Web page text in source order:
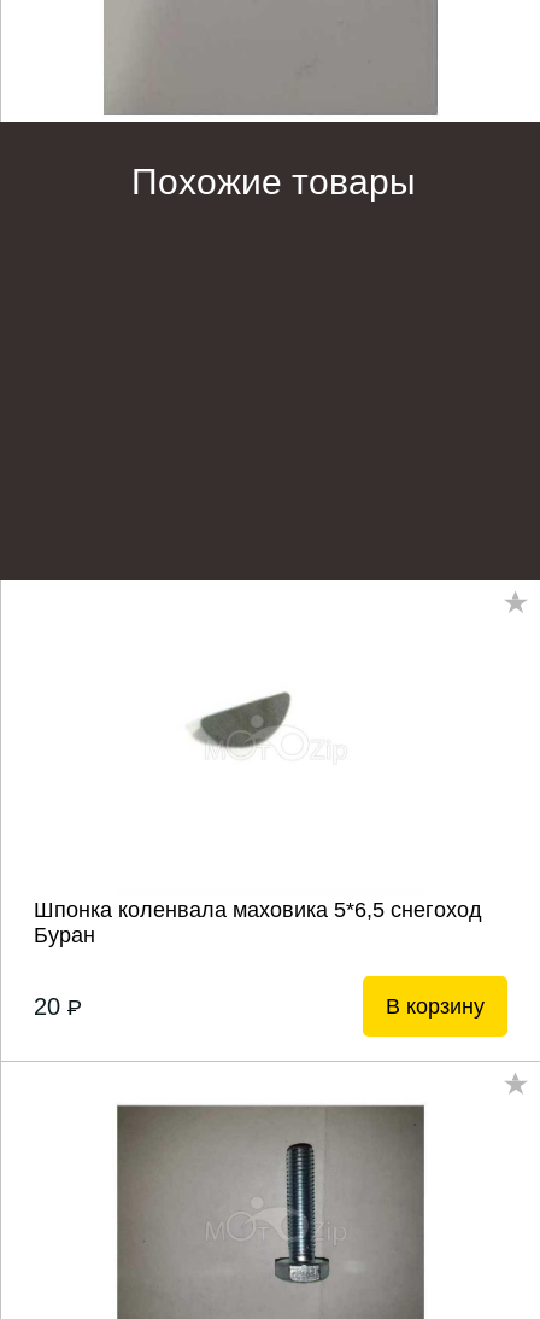
Похожие товары
Шпонка коленвала маховика 5*6,5 снегоход
Буран
20 P В корзину